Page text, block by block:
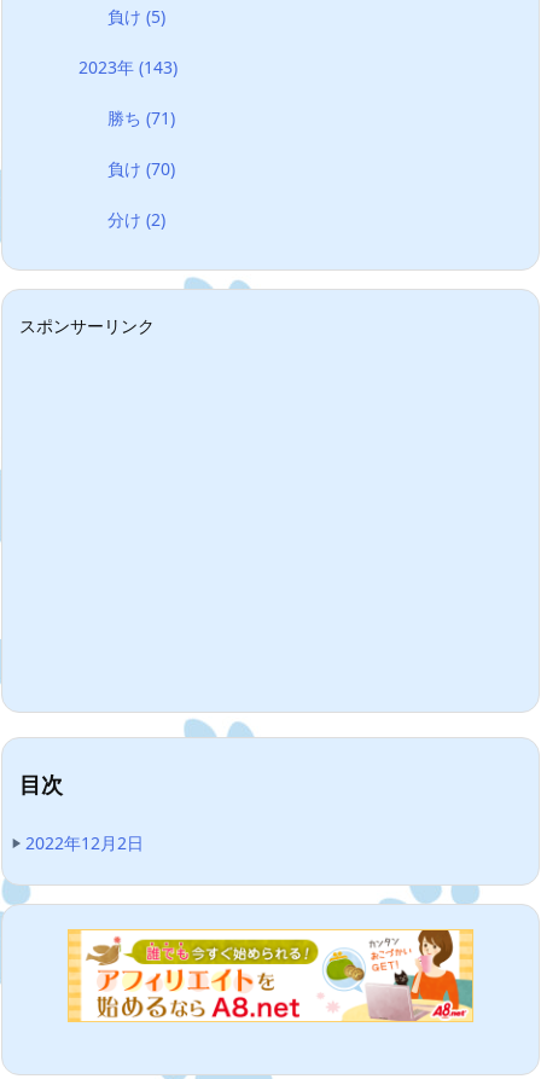
負け(5)
2023年 (143)
勝ち(71)
負け(70)
分け(2)
スポンサーリンク
目次
2022年12月2日